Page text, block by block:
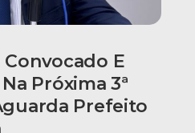
Convocado E
Próxima 3ª
Prefeito